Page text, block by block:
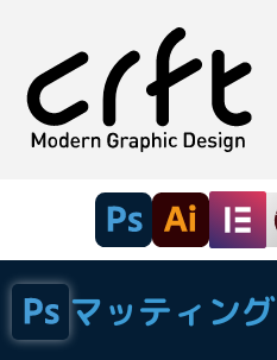
マッティング